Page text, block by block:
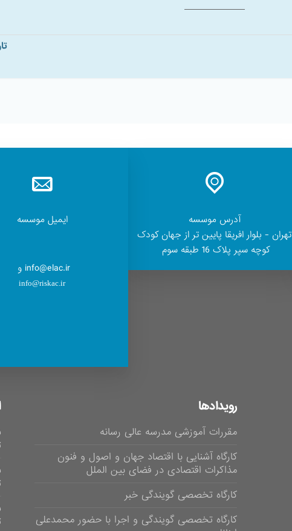
آدرس موسسه
تهران - بلوار افریقا پایین تر از جهان کودک
کوچه سپر پلاک 16 طبقه سوم
ایمیل موسسه
info@elac.ir و
info@riskac.ir
رویدادها
مقررات آموزشی مدرسه عالی رسانه
کارگاه آشنایی با اقتصاد جهان و اصول و فنون
مذاکرات اقتصادی در فضای بین الملل
کارگاه تخصصی گویندگی خبر
کارگاه تخصصی گویندگی و اجرا با حضور محمدعلی